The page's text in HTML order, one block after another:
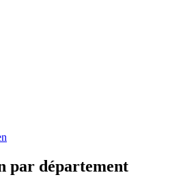
par département